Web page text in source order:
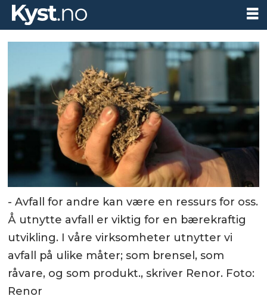
- Avfall for andre kan være en ressurs for oss.
Å utnytte avfall er viktig for en bærekraftig
utvikling. I våre virksomheter utnytter vi
avfall på ulike måter; som brensel, som
råvare, og som produkt., skriver Renor. Foto:
Renor